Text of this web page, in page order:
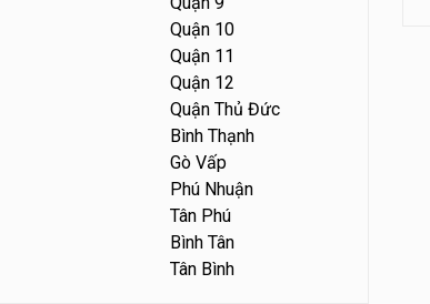
Quận 10
Quận 11
Quận 12
Quận Thủ Đức
Bình Thạnh
Gò Vấp
Phú Nhuận
Tân Phú
Bình Tân
Tân Bình